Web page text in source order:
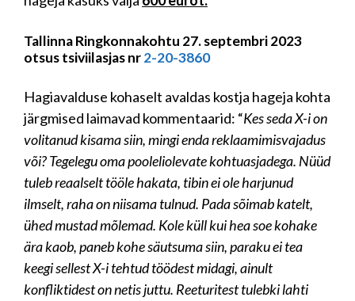
Tallinna Ringkonnakohtu 27. septembri 2023
otsus tsiviilasjas nr2-20-3860
Hagiavalduse kohaselt avaldas kostja hageja kohta
järgmised laimavad kommentaarid: “Kes seda X-i on
volitanud kisama siin, mingi enda reklaamimisvajadus
või? Tegelegu oma pooleliolevate kohtuasjadega. Nüüd
tuleb reaalselt tööle hakata, tibin ei ole harjunud
ilmselt, raha on niisama tulnud. Pada sõimab katelt,
ühed mustad mõlemad. Kole küll kui hea soe kohake
ära kaob, paneb kohe säutsuma siin, paraku ei tea
keegi sellest X-i tehtud töödest midagi, ainult
konfliktidest on netis juttu. Reeturitest tulebki lahti